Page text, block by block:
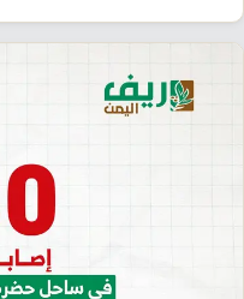
معيشة
تقارير صور